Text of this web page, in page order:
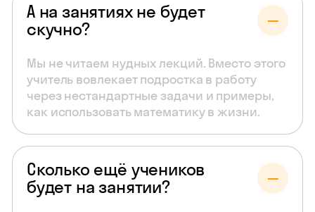
А на занятиях не будет
скучно?
Мы не читаем нудных лекций. Вместо этого
учитель вовлекает подростка в работу
через нестандартные задачи и примеры,
как использовать математику в жизни.
Сколько ещё учеников
будет на занятии?